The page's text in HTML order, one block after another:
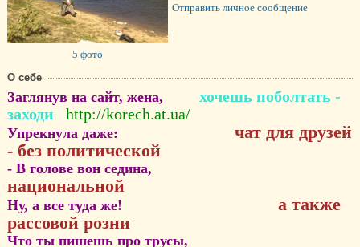
5 фото
Отправить личное сообщение
О себе
Заглянув на сайт, жена,
хочешь поболтать -
заходи
http://korech.at.ua/
Упрекнула даже: чат для друзей
- без политической
- В голове вон седина,
национальной
Ну, а все туда же!
а также
рассовой розни
Что ты пишешь про трусы,